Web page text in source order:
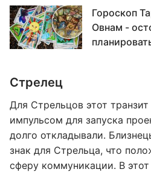
Гороскоп
Овнам -
Стрелец
Для Стрельцов этот
импульсом для запуска
долго откладывали.
знак для Стрельца, что
сферу коммуникации. В